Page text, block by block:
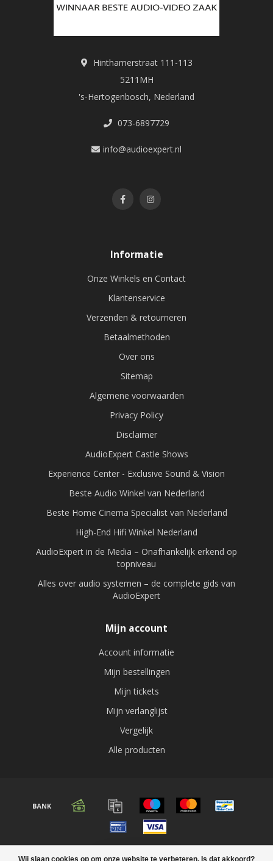
Wij slaan cookies op om onze website te verbeteren. Is dat akkoord?
Hinthamerstraat 111-113
5211MH
's-Hertogenbosch, Nederland
073-6897729
info@audioexpert.nl
Informatie
Onze Winkels en Contact
Klantenservice
Verzenden & retourneren
Betaalmethoden
Over ons
Sitemap
Algemene voorwaarden
Privacy Policy
Disclaimer
AudioExpert Castle Shows
Experience Center - Exclusive Sound & Vision
Beste Audio Winkel van Nederland
Beste Home Cinema Specialist van Nederland
High-End Hifi Winkel Nederland
AudioExpert in de Media – Onafhankelijk erkend op
topniveau
Alles over audio systemen – de complete gids van
AudioExpert
Mijn account
Account informatie
Mijn bestellingen
Mijn tickets
Mijn verlanglijst
Vergelijk
Alle producten
© Copyright 2026 Audio expert